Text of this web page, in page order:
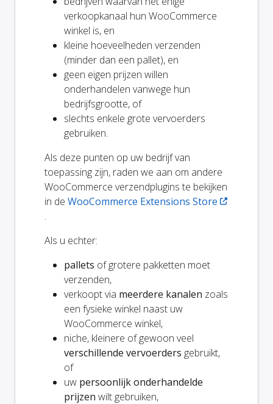
verkoopkanaal hun WooCommerce
winkel is, en
kleine hoeveelheden verzenden
(minder dan een pallet), en
geen eigen prijzen willen
onderhandelen vanwege hun
bedrijfsgrootte, of
slechts enkele grote vervoerders
gebruiken.
Als deze punten op uw bedrijf van
toepassing zijn, raden we aan om andere
WooCommerce verzendplugins te bekijken
in de WooCommerce Extensions Store
.
Als u echter:
pallets of grotere pakketten moet
verzenden,
verkoopt via meerdere kanalen zoals
een fysieke winkel naast uw
WooCommerce winkel,
niche, kleinere of gewoon veel
verschillende vervoerders gebruikt,
of
uw persoonlijk onderhandelde
prijzen wilt gebruiken,